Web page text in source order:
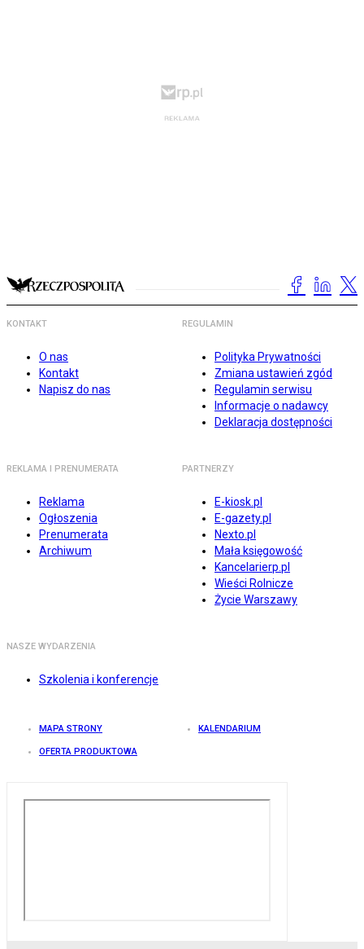
KONTAKT
O nas
Kontakt
Napisz do nas
REGULAMIN
Polityka Prywatności
Zmiana ustawień zgód
Regulamin serwisu
Informacje o nadawcy
Deklaracja dostępności
REKLAMA I PRENUMERATA
Reklama
Ogłoszenia
Prenumerata
Archiwum
PARTNERZY
E-kiosk.pl
E-gazety.pl
Nexto.pl
Mała księgowość
Kancelarierp.pl
Wieści Rolnicze
Życie Warszawy
NASZE WYDARZENIA
Szkolenia i konferencje
MAPA STRONY KALENDARIUM
OFERTA PRODUKTOWA